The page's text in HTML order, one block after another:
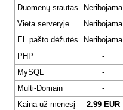
Duomenų srautas
Neribojama
Vieta serveryje
Neribojama
El. pašto dėžutės
Neribojama
PHP
-
MySQL
-
Multi-Domain
-
Kaina už mėnesį
2.99 EUR